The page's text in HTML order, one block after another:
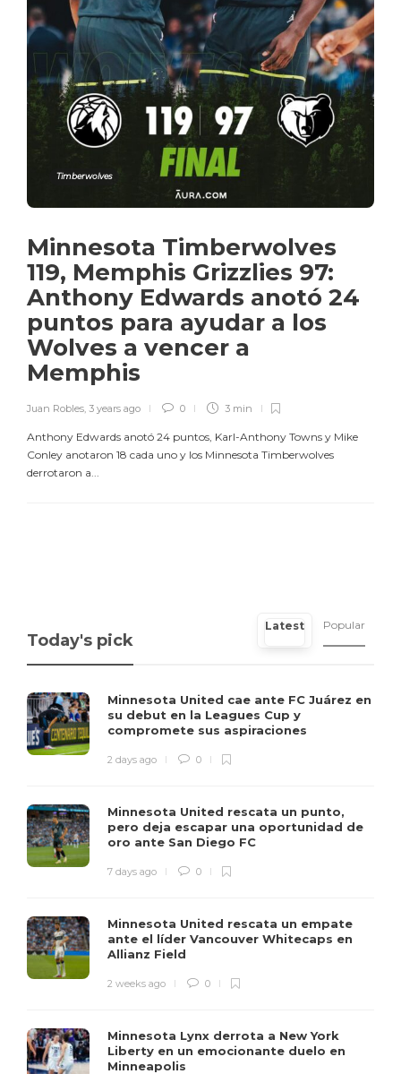
Timberwolves
Minnesota Timberwolves
119, Memphis Grizzlies 97:
Anthony Edwards anotó 24
puntos para ayudar a los
Wolves a vencer a
Memphis
Juan Robles, 3 years ago 0 3 min
Anthony Edwards anotó 24 puntos, Karl-Anthony Towns y Mike
Conley anotaron 18 cada uno y los Minnesota Timberwolves
derrotaron a...
Today's pick
Latest Popular
Minnesota United cae ante FC Juárez en
su debut en la Leagues Cup y
compromete sus aspiraciones
2 days ago 0
Minnesota United rescata un punto,
pero deja escapar una oportunidad de
oro ante San Diego FC
7 days ago 0
Minnesota United rescata un empate
ante el líder Vancouver Whitecaps en
Allianz Field
2 weeks ago 0
Minnesota Lynx derrota a New York
Liberty en un emocionante duelo en
Minneapolis